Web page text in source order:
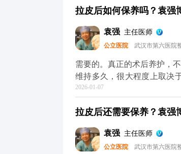
比如提眉能顺便改善眉形和
议，要是时间充裕，分阶段
半年左右），再针对性调整
术的问题，可以去官方媒体
拉皮后如何保养吗？袁强
袁强 主任医师
公立医院 武汉市第六医院
需要的。真正的术后养护，
维持多久，很大程度上取决
是皮肤老化的头号元凶，术
容易暗沉，还可能让松弛问
重要，要定期回访医生，根
你把皮肤状态拉回一个好的
2026-01-07
拉皮后还需要保养？袁强
袁强 主任医师
公立医院 武汉市第六医院